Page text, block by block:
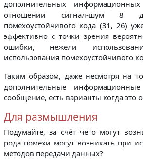
дополнительных
отношении сигнал-шум 8 дБ
помехоустойчивого кода (31, 26)
эффективно с точки зрения
ошибки, нежели
использования помехоустойчивого
Таким образом, даже несмотря на
дополнительные
сообщение, есть варианты когда это
Для размышления
Подумайте, за счёт чего могут
рода помехи могут возникать при
методов передачи данных?